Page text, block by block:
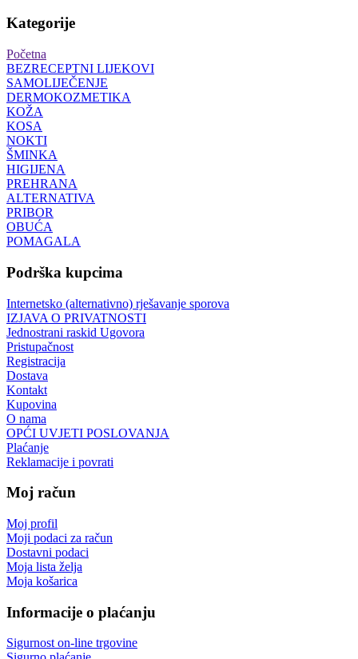
Kategorije
Početna
BEZRECEPTNI LIJEKOVI
SAMOLIJEČENJE
DERMOKOZMETIKA
KOŽA
KOSA
NOKTI
ŠMINKA
HIGIJENA
PREHRANA
ALTERNATIVA
PRIBOR
OBUĆA
POMAGALA
Podrška kupcima
Internetsko (alternativno) rješavanje sporova
IZJAVA O PRIVATNOSTI
Jednostrani raskid Ugovora
Pristupačnost
Registracija
Dostava
Kontakt
Kupovina
O nama
OPĆI UVJETI POSLOVANJA
Plaćanje
Reklamacije i povrati
Moj račun
Moj profil
Moji podaci za račun
Dostavni podaci
Moja lista želja
Moja košarica
Informacije o plaćanju
Sigurnost on-line trgovine